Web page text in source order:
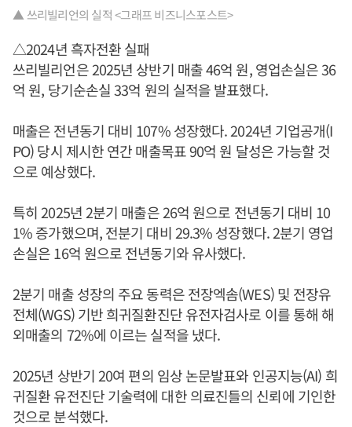
▲ 쓰리빌리언의 실적 <그래프 비즈니스포스트>
△2024년 흑자전환 실패
쓰리빌리언은 2025년 상반기 매출 46억 원, 영업손실은 36
억 원, 당기순손실 33억 원의 실적을 발표했다.
매출은 전년동기 대비 107% 성장했다. 2024년 기업공개(I
PO) 당시 제시한 연간 매출목표 90억 원 달성은 가능할 것
으로 예상했다.
특히 2025년 2분기 매출은 26억 원으로 전년동기 대비 10
1% 증가했으며, 전분기 대비 29.3% 성장했다. 2분기 영업
손실은 16억 원으로 전년동기와 유사했다.
2분기 매출 성장의 주요 동력은 전장엑솜(WES) 및 전장유
전체(WGS) 기반 희귀질환진단 유전자검사로 이를 통해 해
외매출의 72%에 이르는 실적을 냈다.
2025년 상반기 20여 편의 임상 논문발표와 인공지능(AI) 희
귀질환 유전진단 기술력에 대한 의료진들의 신뢰에 기인한
것으로 분석했다.